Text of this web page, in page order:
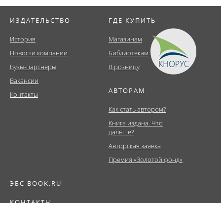
ИЗДАТЕЛЬСТВО
История
Новости компании
Вузы-партнеры
Вакансии
Контакты
ГДЕ КУПИТЬ
Магазинам
Библиотекам
В розницу
АВТОРАМ
Как стать автором?
Книга издана. Что
дальше?
Авторская заявка
Премия «Золотой фонд»
ЭБС BOOK.RU